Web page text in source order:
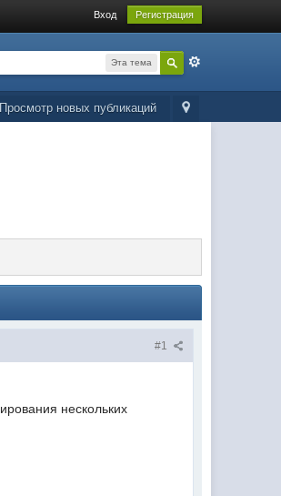
Вход Регистрация
Эта тема
Просмотр новых публикаций
#1
нескольких